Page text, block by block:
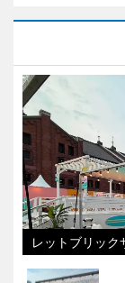
レットブリッ